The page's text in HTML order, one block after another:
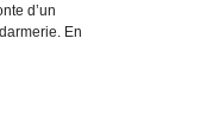
d’un
En